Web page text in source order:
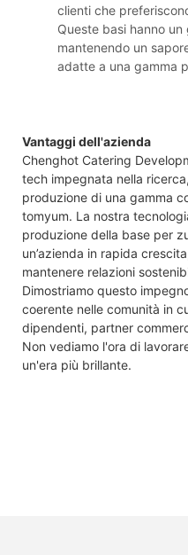
clienti che
Queste basi hanno
mantenendo un
adatte a una gamma
Vantaggi dell'azienda
Chenghot Catering
tech impegnata nella
produzione di una gamma
tomyum. La nostra
produzione della base per
un’azienda in rapida
mantenere relazioni
Dimostriamo questo
coerente nelle comunità in
dipendenti, partner
Non vediamo l'ora di
un'era più brillante.